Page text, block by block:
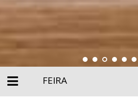
FEIRA